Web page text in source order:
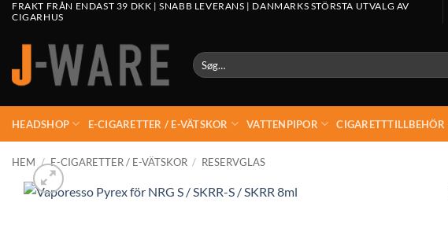
FRAKT FRÅN ENDAST 39 DKK | SNABB LEVERANS | DANMARKS STÖRSTA UTVALG AV
CIGARHUS
Søg
efter:
HEADSHOP E-CIGARETTER / E-VÄTSKOR VATTENPIPOR CIGARETTTILLBEHÖR
HEM / E-CIGARETTER / E-VÄTSKOR / RESERVGLAS